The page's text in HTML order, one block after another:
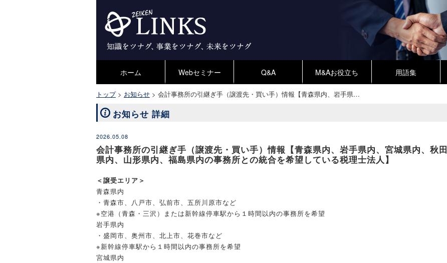
ホーム Webセミナー Q&A M&Aお役立ち 用語集
トップ> お知らせ > 会計事務所の引継ぎ手（譲渡先・買い手）情報【青森県内、岩手県…
お知らせ 詳細
2026.05.08
会計事務所の引継ぎ手（譲渡先・買い手）情報【青森県内、岩手県内、宮城県内、秋田
県内、山形県内、福島県内の事務所との統合を希望している税理士法人】
＜譲受エリア＞
青森県内
・青森市、八戸市、弘前市、五所川原市など
※空港（青森・三沢）または新幹線停車駅から１時間以内の事務所を希望
岩手県内
・盛岡市、奥州市、北上市、花巻市など
※新幹線停車駅から１時間以内の事務所を希望
宮城県内